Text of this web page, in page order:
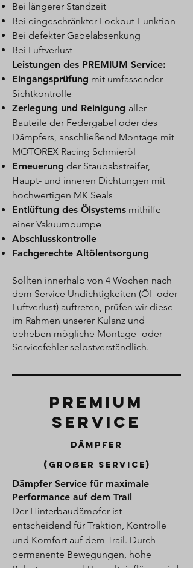
Bei längerer Standzeit
Bei eingeschränkter Lockout-Funktion
Bei defekter Gabelabsenkung
Bei Luftverlust
Leistungen des PREMIUM Service:
Eingangsprüfung mit umfassender
Sichtkontrolle
Zerlegung und Reinigung aller
Bauteile der Federgabel oder des
Dämpfers, anschließend Montage mit
MOTOREX Racing Schmieröl
Erneuerung der Staubabstreifer,
Haupt- und inneren Dichtungen mit
hochwertigen MK Seals
Entlüftung des Ölsystems mithilfe
einer Vakuumpumpe
Abschlusskontrolle
Fachgerechte Altölentsorgung
Sollten innerhalb von 4 Wochen nach
dem Service Undichtigkeiten (Öl- oder
Luftverlust) auftreten, prüfen wir diese
im Rahmen unserer Kulanz und
beheben mögliche Montage- oder
Servicefehler selbstverständlich.
Premium
service
Dämpfer
(großer service)
Dämpfer Service für maximale
Performance auf dem Trail
Der Hinterbaudämpfer ist
entscheidend für Traktion, Kontrolle
und Komfort auf dem Trail. Durch
permanente Bewegungen, hohe